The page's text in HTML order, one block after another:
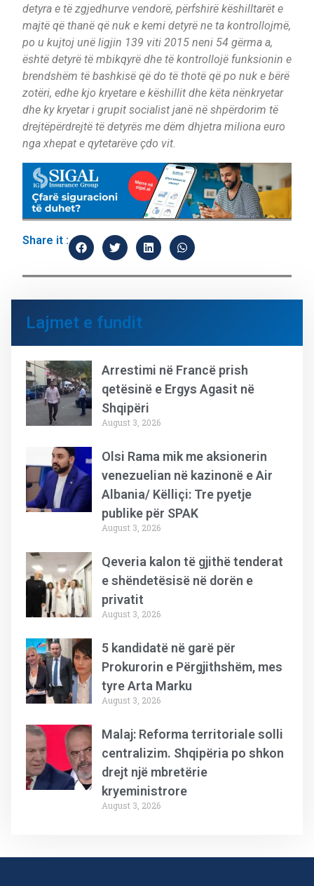
detyra e të zgjedhurve vendorë, përfshirë këshilltarët e
majtë që thanë që nuk e kemi detyrë ne ta kontrollojmë,
po u kujtoj unë ligjin 139 viti 2015 neni 54 gërma a,
është detyrë të mbikqyrë dhe të kontrollojë funksionin e
brendshëm të bashkisë që do të thotë që po nuk e bërë
zotëri, edhe kjo kryetare e këshillit dhe këta nënkryetar
dhe ky kryetar i grupit socialist janë në shpërdorim të
drejtëpërdrejtë të detyrës me dëm dhjetra miliona euro
nga xhepat e qytetarëve çdo vit.
Share it :
Lajmet e fundit
Arrestimi në Francë prish
qetësinë e Ergys Agasit në
Shqipëri
August 3, 2026
Olsi Rama mik me aksionerin
venezuelian në kazinonë e Air
Albania/ Këlliçi: Tre pyetje
publike për SPAK
August 3, 2026
Qeveria kalon të gjithë tenderat
e shëndetësisë në dorën e
privatit
August 3, 2026
5 kandidatë në garë për
Prokurorin e Përgjithshëm, mes
tyre Arta Marku
August 3, 2026
Malaj: Reforma territoriale solli
centralizim. Shqipëria po shkon
drejt një mbretërie
kryeministrore
August 3, 2026